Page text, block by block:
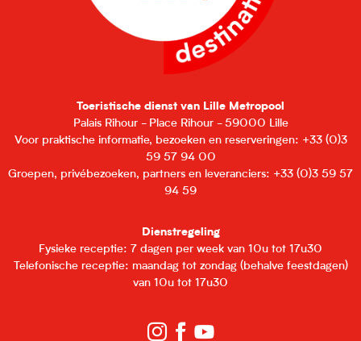
Toeristische dienst van Lille Metropool
Palais Rihour - Place Rihour - 59000 Lille
Voor praktische informatie, bezoeken en reserveringen: +33 (0)3
59 57 94 00
Groepen, privébezoeken, partners en leveranciers: +33 (0)3 59 57
94 59
Dienstregeling
Fysieke receptie: 7 dagen per week van 10u tot 17u30
Telefonische receptie: maandag tot zondag (behalve feestdagen)
van 10u tot 17u30